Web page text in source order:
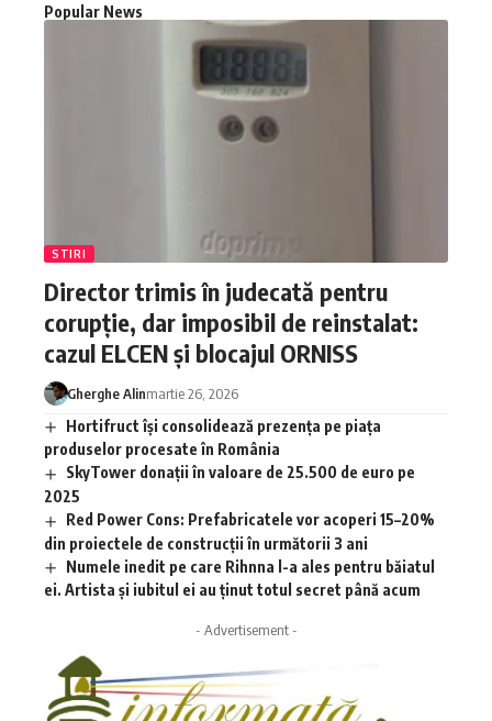
Popular News
STIRI
Director trimis în judecată pentru
corupție, dar imposibil de reinstalat:
cazul ELCEN și blocajul ORNISS
Gherghe Alinmartie 26, 2026
Hortifruct își consolidează prezența pe piața
produselor procesate în România
SkyTower donații în valoare de 25.500 de euro pe
2025
Red Power Cons: Prefabricatele vor acoperi 15–20%
din proiectele de construcții în următorii 3 ani
Numele inedit pe care Rihnna l-a ales pentru băiatul
ei. Artista și iubitul ei au ținut totul secret până acum
- Advertisement -